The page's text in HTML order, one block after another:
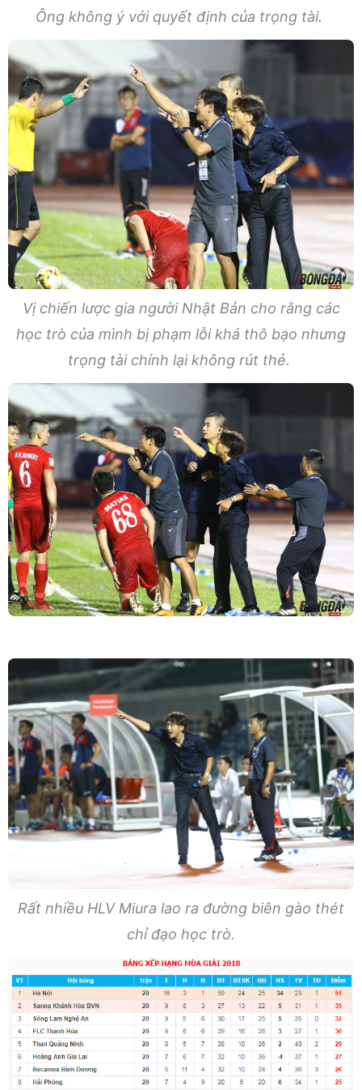
Ông không ý với quyết định của trọng tài.
Vị chiến lược gia người Nhật Bản cho rằng các
học trò của mình bị phạm lỗi khá thô bạo nhưng
trọng tài chính lại không rút thẻ.
Rất nhiều HLV Miura lao ra đường biên gào thét
chỉ đạo học trò.